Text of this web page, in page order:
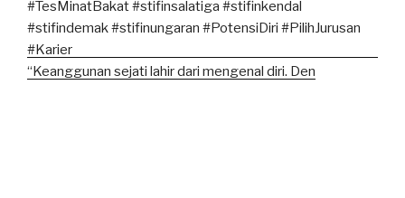
“Keanggunan sejati lahir dari mengenal diri. Den